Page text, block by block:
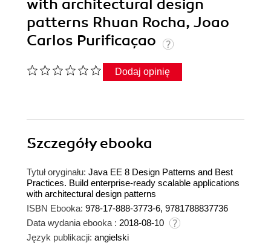
with architectural design
patterns Rhuan Rocha, Joao
Carlos Purificaçao
Dodaj opinię
Szczegółyebooka
Tytuł oryginału: Java EE 8 Design Patterns and Best
Practices. Build enterprise-ready scalable applications
with architectural design patterns
ISBN Ebooka: 978-17-888-3773-6, 9781788837736
Data wydania ebooka : 2018-08-10
Język publikacji: angielski